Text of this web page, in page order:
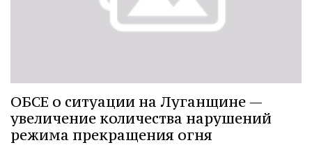
ОБСЕ о ситуации на Луганщине —
увеличение количества нарушений
режима прекращения огня